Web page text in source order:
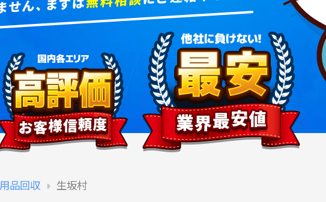
品回収 生坂村